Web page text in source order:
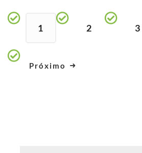
1 2 3
Próximo